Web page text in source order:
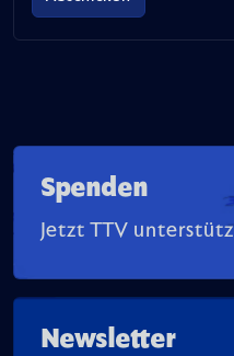
Spenden
Jetzt TTV
Newsletter